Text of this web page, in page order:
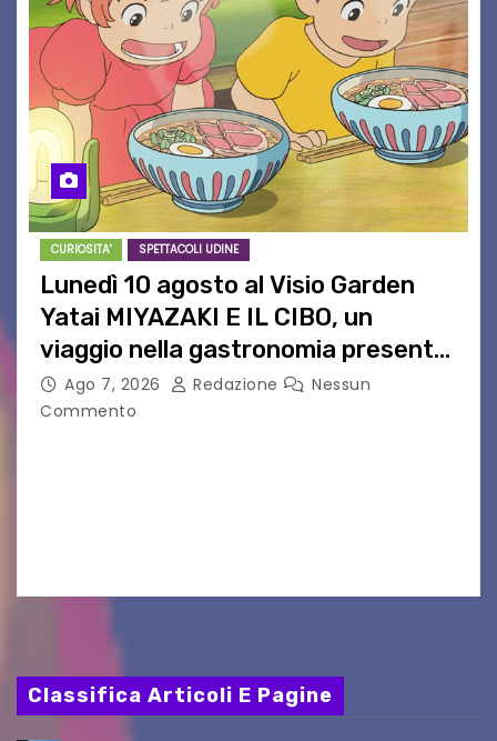
CURIOSITA' SPETTACOLI UDINE
Lunedì 10 agosto al Visio Garden
Yatai MIYAZAKI E IL CIBO, un
viaggio nella gastronomia presente
nei film di Hayao Miyazaki!
Ago 7, 2026 Redazione
Nessun
Commento
Classifica Articoli E Pagine